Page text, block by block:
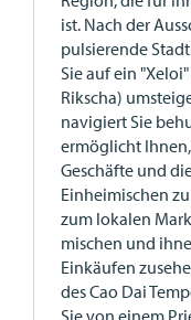
ist. Nach der
pulsierende
Sie auf ein
Rikscha)
navigiert Sie
ermöglicht
Geschäfte und
Einheimischen
zum lokalen
mischen und
Einkäufen
des Cao Dai